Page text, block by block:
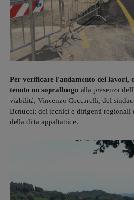
Per verificare l'andamento dei lavori,
tenuto un sopralluogo alla presenza
viabilità, Vincenzo Ceccarelli; del
Benucci; dei tecnici e dirigenti regionali
della ditta appaltatrice.